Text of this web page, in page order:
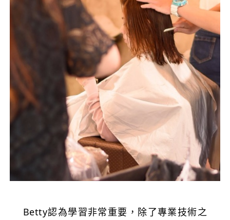
Betty認為學習非常重要，除了專業技術之